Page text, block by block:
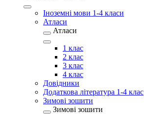
Іноземні мови 1-4 класи
Атласи
Атласи
1 клас
2 клас
3 клас
4 клас
Довідники
Додаткова література 1-4 клас
Зимові зошити
Зимові зошити